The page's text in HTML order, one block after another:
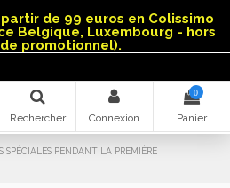
de 99 euros en Colissimo
Belgique, Luxembourg - hors
promotionnel).
Rechercher Connexion
0
Panier
SPÉCIALES PENDANT LA PREMIÈRE